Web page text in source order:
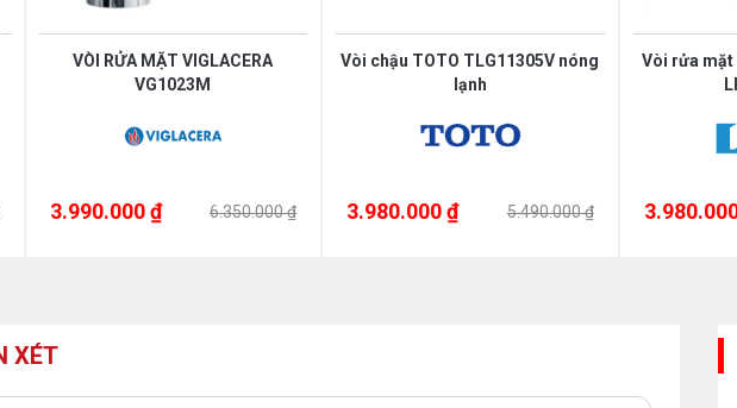
VÒI RỬA MẶT VIGLACERA
VG1023M
3.990.000 ₫ 6.350.000 ₫
Vòi chậu TOTO TLG11305V nóng
lạnh
3.980.000 ₫ 5.490.000 ₫
Vòi rửa mặt
XÉT